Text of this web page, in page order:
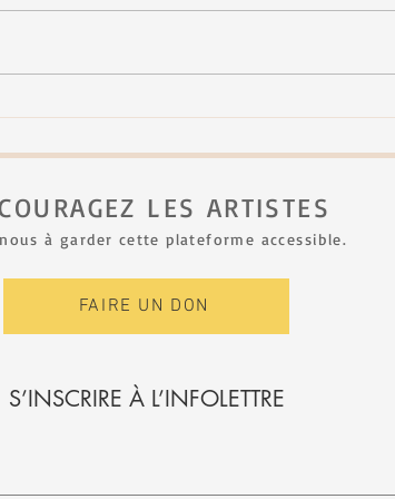
- seconde édition
LES ARTISTES
à garder cette plateforme accessible.
FAIRE UN DON
S’INSCRIRE À L’INFOLETTRE